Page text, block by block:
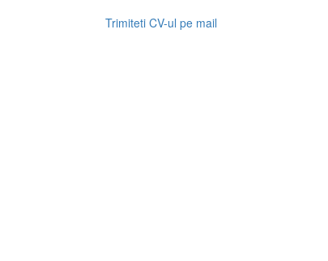
Trimiteti CV-ul pe mail